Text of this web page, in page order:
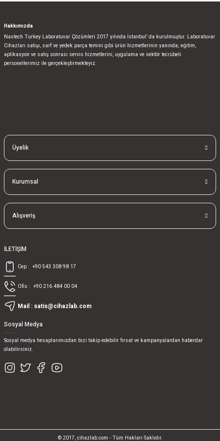
Ohaus Laboratuvar Cihazları
Ohaus PAJ 4102CM Hassas Terazi 4100 gr/0,01gram (Otomatik
Hakkımızda
Nastech Turkey Laboratuvar Çözümleri 2017 yılında İstanbul’ da kurulmuştur. Laboratuvar
Cihazları satışı, sarf ve yedek parça temini gibi ürün hizmetlerinin yanında; eğitim,
aplikasyon ve satış sonrası servis hizmetlerini, uygulama ve sektör tecrübeli
personellerimiz ile gerçekleştirmekteyiz.
Üyelik
Kurumsal
Alışveriş
İLETİŞİM
Cep : +90 543 308 98 17
Ofis : +90 216 484 00 04
Mail : satis@cihazlab.com
Sosyal Medya
Sosyal medya hesaplarımızdan bizi takip edebilir fırsat ve kampanyalardan haberdar
olabilirsiniz.
© 2017, cihazlab.com - Tüm Hakları Saklıdır.